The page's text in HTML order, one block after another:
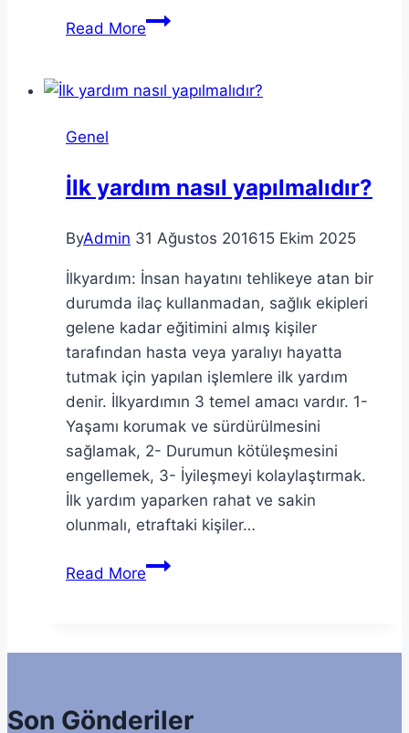
Read MoreHemlik
Yapılır?
Genel
İlk yardım nasıl yapılmalıdır?
ByAdmin 31 Ağustos 201615 Ekim 2025
İlkyardım: İnsan hayatını tehlikeye atan bir
durumda ilaç kullanmadan, sağlık ekipleri
gelene kadar eğitimini almış kişiler
tarafından hasta veya yaralıyı hayatta
tutmak için yapılan işlemlere ilk yardım
denir. İlkyardımın 3 temel amacı vardır. 1-
Yaşamı korumak ve sürdürülmesini
sağlamak, 2- Durumun kötüleşmesini
engellemek, 3- İyileşmeyi kolaylaştırmak.
İlk yardım yaparken rahat ve sakin
olunmalı, etraftaki kişiler…
Read Moreİlk
Son Gönderiler